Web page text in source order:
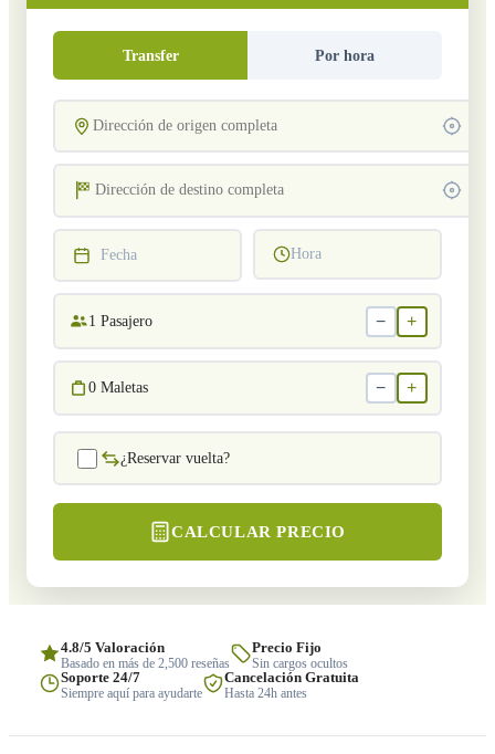
Transfer Por hora
Fecha Hora
1 Pasajero − +
0 Maletas − +
¿Reservar vuelta?
CALCULAR PRECIO
4.8/5 Valoración
Basado en más de 2,500 reseñas
Precio Fijo
Sin cargos ocultos
Soporte 24/7
Siempre aquí para ayudarte
Cancelación Gratuita
Hasta 24h antes